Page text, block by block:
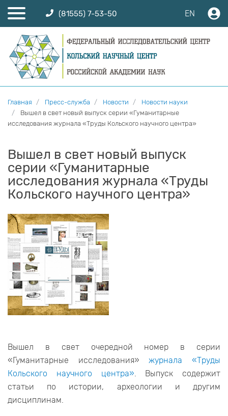
(81555) 7-53-50 EN
Главная Пресс-служба Новости
Новости науки
Вышел в свет новый выпуск серии «Гуманитарные
исследования журнала «Труды Кольского научного центра»
Вышел в свет новый выпуск
серии «Гуманитарные
исследования журнала «Труды
Кольского научного центра»
Вышел в свет очередной номер в серии
«Гуманитарные исследования»журнала «Труды
Кольского научного центра». Выпуск содержит
статьи по истории, археологии и другим
дисциплинам.